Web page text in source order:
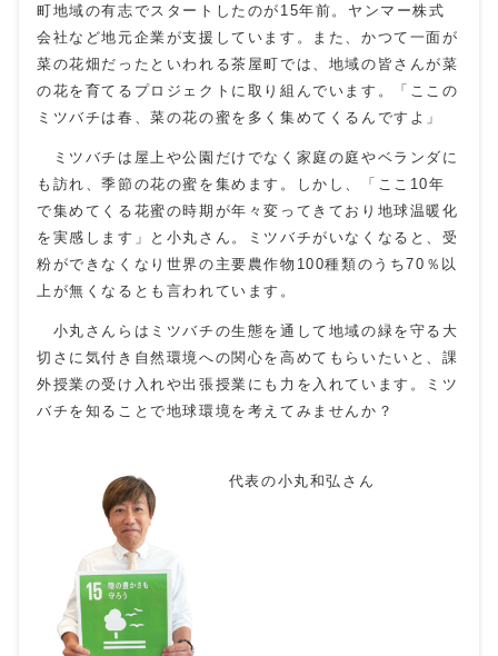
町地域の有志でスタートしたのが 15年前。ヤンマー株式
会社など地元企業が支援しています。また、かつて一面が
菜の花畑だったといわれる茶屋町では、地域の皆さんが菜
の花を育てるプロジェクトに取り組んでいます。「ここの
ミツバチは春、菜の花の蜜を多く集めてくるんですよ」
ミツバチは屋上や公園だけでなく家庭の庭やベランダに
も訪れ、季節の花の蜜を集めます。しかし、「ここ 10年
で集めてくる花蜜の時期が年々変ってきており地球温暖化
を実感します」と小丸さん。ミツバチがいなくなると、受
粉ができなくなり世界の主要農作物 100種類のうち70 ％以
上が無くなるとも言われています。
小丸さんらはミツバチの生態を通して地域の緑を守る大
切さに気付き自然環境への関心を高めてもらいたいと、課
外授業の受け入れや出張授業にも力を入れています。ミツ
バチを知ることで地球環境を考えてみませんか？
代表の小丸和弘さん